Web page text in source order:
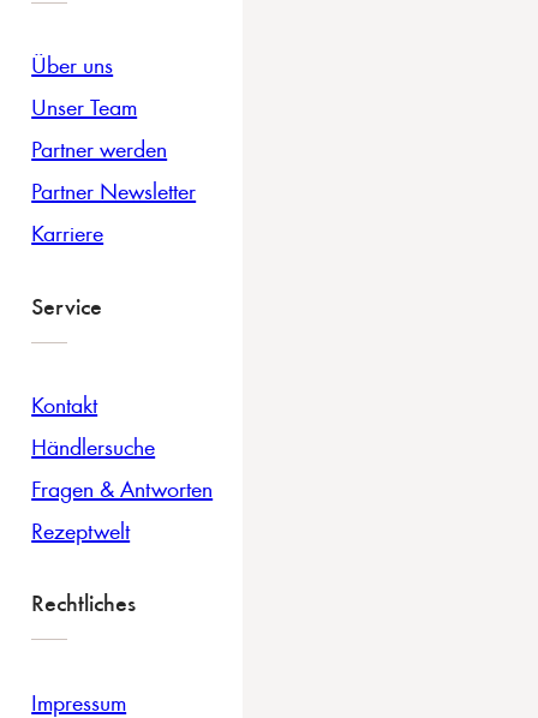
Über uns
Unser Team
Partner werden
Partner Newsletter
Karriere
Service
Kontakt
Händlersuche
Fragen & Antworten
Rezeptwelt
Rechtliches
Impressum